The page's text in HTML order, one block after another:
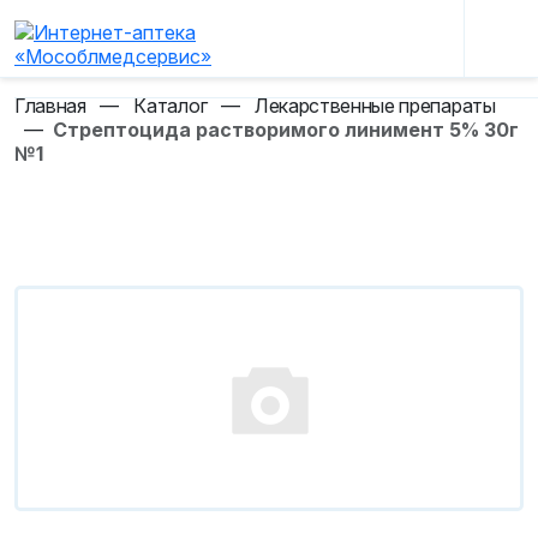
Главная — Каталог — Лекарственные препараты
— Стрептоцида растворимого линимент 5% 30г
№1